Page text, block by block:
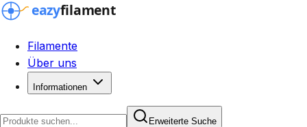
Filamente
Über uns
Informationen
Erweiterte Suche